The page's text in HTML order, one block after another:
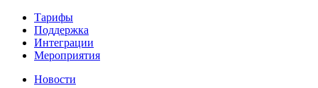
Тарифы
Поддержка
Интеграции
Мероприятия
Новости